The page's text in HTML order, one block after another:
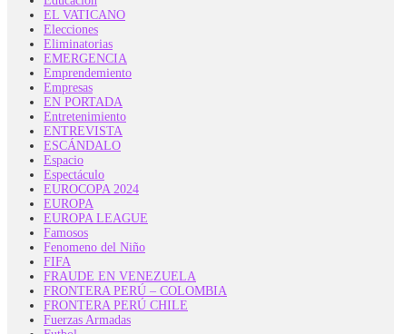
EL VATICANO
Elecciones
Eliminatorias
EMERGENCIA
Emprendemiento
Empresas
EN PORTADA
Entretenimiento
ENTREVISTA
ESCÁNDALO
Espacio
Espectáculo
EUROCOPA 2024
EUROPA
EUROPA LEAGUE
Famosos
Fenomeno del Niño
FIFA
FRAUDE EN VENEZUELA
FRONTERA PERÚ – COLOMBIA
FRONTERA PERÚ CHILE
Fuerzas Armadas